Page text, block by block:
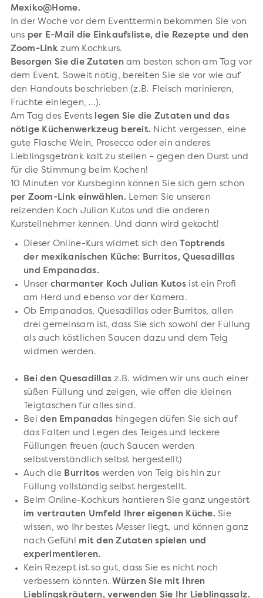
Mexiko@Home.
In der Woche vor dem Eventtermin bekommen Sie von
uns per E-Mail die Einkaufsliste, die Rezepte und den
Zoom-Linkzum Kochkurs.
Besorgen Sie die Zutatenam besten schon am Tag vor
dem Event. Soweit nötig, bereiten Sie sie vor wie auf
den Handouts beschrieben (z.B. Fleisch marinieren,
Früchte einlegen, …).
Am Tag des Events legen Sie die Zutaten und das
nötige Küchenwerkzeug bereit. Nicht vergessen, eine
gute Flasche Wein, Prosecco oder ein anderes
Lieblingsgetränk kalt zu stellen – gegen den Durst und
für die Stimmung beim Kochen!
10 Minuten vor Kursbeginn können Sie sich gern schon
per Zoom-Link einwählen. Lernen Sie unseren
reizenden Koch Julian Kutos und die anderen
Kursteilnehmer kennen. Und dann wird gekocht!
Dieser Online-Kurs widmet sich den
Toptrends
der mexikanischen Küche: Burritos, Quesadillas
und Empanadas.
Unser charmanter Koch Julian Kutosist ein Profi
am Herd und ebenso vor der Kamera.
Ob Empanadas, Quesadillas oder Burritos, allen
drei gemeinsam ist, dass Sie sich sowohl der Füllung
als auch köstlichen Saucen dazu und dem Teig
widmen werden.
Bei den Quesadillas z.B. widmen wir uns auch einer
süßen Füllung und zeigen, wie offen die kleinen
Teigtaschen für alles sind.
Beiden Empanadas hingegen düfen Sie sich auf
das Falten und Legen des Teiges und leckere
Füllungen freuen (auch Saucen werden
selbstverständlich selbst hergestellt)
Auch die Burritos werden von Teig bis hin zur
Füllung vollständig selbst hergestellt.
Beim Online-Kochkurs hantieren Sie ganz ungestört
im vertrauten Umfeld Ihrer eigenen Küche. Sie
wissen, wo Ihr bestes Messer liegt, und können ganz
nach Gefühl mit den Zutaten spielen und
experimentieren.
Kein Rezept ist so gut, dass Sie es nicht noch
verbessern könnten. Würzen Sie mit Ihren
Lieblingskräutern, verwenden Sie Ihr Lieblingssalz.